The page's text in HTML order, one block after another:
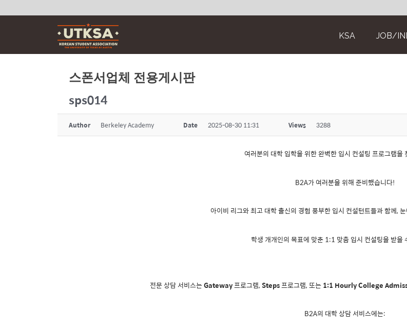
KSA JOB/
스폰서업체 전용게시판
sps014
Author Berkeley Academy Date 2025-08-30 11:31 Views 3288
여러분의 대학 입학을 위한 완벽한 입시 컨설팅 프로그램을
B2A가 여러분을 위해 준비했습니다!
아이비 리그와 최고 대학 출신의 경험 풍부한 입시 컨설턴트들과 함께,
학생 개개인의 목표에 맞춘 1:1 맞춤 입시 컨설팅을 받을
전문 상담 서비스는Gateway프로그램,Steps프로그램, 또는1:1 Hourly College
B2A의 대학 상담 서비스에는: